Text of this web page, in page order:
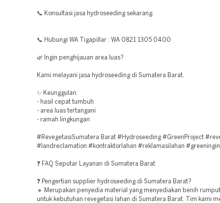
📞 Konsultasi jasa hydroseeding sekarang.
📞 Hubungi WA Tigapillar : WA 0821 1305 0400
🌿 Ingin penghijauan area luas?
Kami melayani jasa hydroseeding di Sumatera Barat.
✨ Keunggulan:
- hasil cepat tumbuh
- area luas tertangani
- ramah lingkungan
#RevegetasiSumatera Barat #Hydroseeding #GreenProject
#landreclamation #kontraktorlahan #reklamasilahan
❓ FAQ Seputar Layanan di Sumatera Barat
❓ Pengertian supplier hydroseeding di Sumatera Barat?
🔹 Merupakan penyedia material yang menyediakan benih
untuk kebutuhan revegetasi lahan di Sumatera Barat. Tim kami